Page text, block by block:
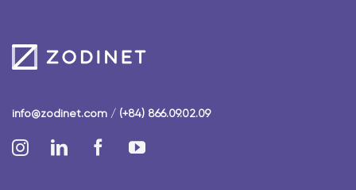
info@zodinet.com/ (+84) 866.09.02.09